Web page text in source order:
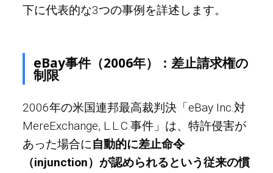
下に代表的な3つの事例を詳述します。
eBay事件（2006年）：差止請求権の
制限
2006年の米国連邦最高裁判決「eBay Inc.対
MereExchange, L.L.C.事件」は、特許侵害が
あった場合に自動的に差止命令
（injunction）が認められるという従来の慣